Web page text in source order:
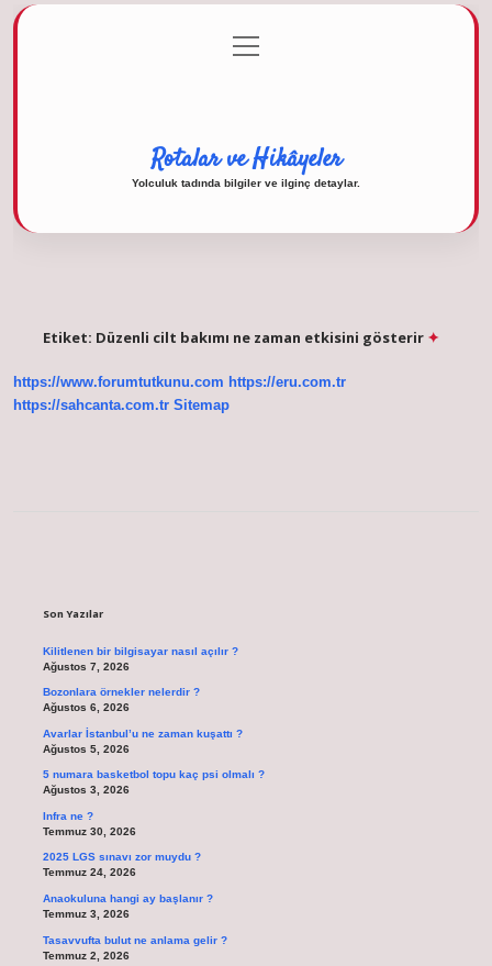
Gizlilik Politikası
menüyü
aç
Rotalar ve Hikâyeler
Yolculuk tadında bilgiler ve ilginç detaylar.
Etiket: Düzenli cilt bakımı ne zaman etkisini gösterir
https://www.forumtutkunu.com https://eru.com.tr
https://sahcanta.com.tr Sitemap
Son Yazılar
Kilitlenen bir bilgisayar nasıl açılır ?
Ağustos 7, 2026
Bozonlara örnekler nelerdir ?
Ağustos 6, 2026
Avarlar İstanbul’u ne zaman kuşattı ?
Ağustos 5, 2026
5 numara basketbol topu kaç psi olmalı ?
Ağustos 3, 2026
Infra ne ?
Temmuz 30, 2026
2025 LGS sınavı zor muydu ?
Temmuz 24, 2026
Anaokuluna hangi ay başlanır ?
Temmuz 3, 2026
Tasavvufta bulut ne anlama gelir ?
Temmuz 2, 2026